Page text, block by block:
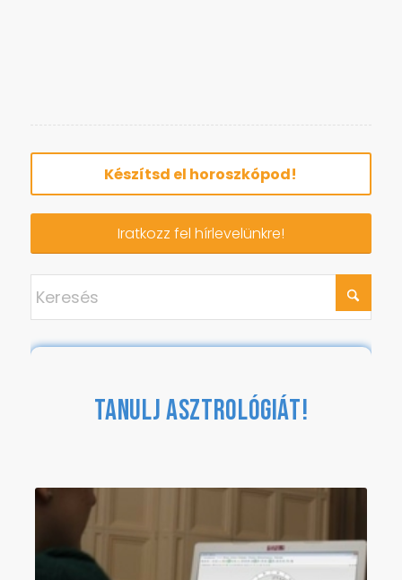
Készítsd el horoszkópod!
Iratkozz fel hírlevelünkre!
TANULJ ASZTROLÓGIÁT!